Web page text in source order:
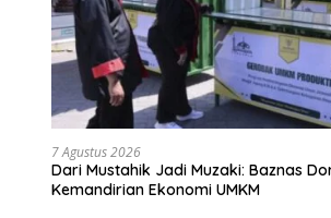
7 Agustus 2026
Dari Mustahik Jadi Muzaki: Baznas
Kemandirian Ekonomi UMKM